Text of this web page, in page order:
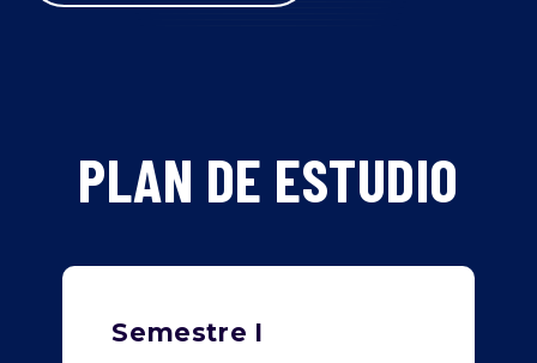
PLAN DE ESTUDIO
Semestre I